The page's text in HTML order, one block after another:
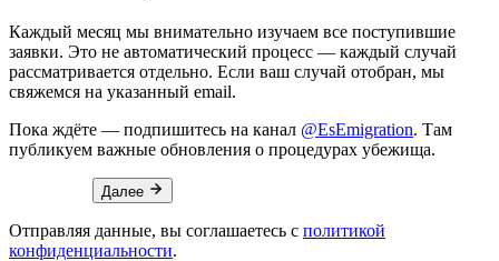
Каждый месяц мы внимательно изучаем все поступившие
заявки. Это не автоматический процесс — каждый случай
рассматривается отдельно. Если ваш случай отобран, мы
свяжемся на указанный email.
Пока ждёте — подпишитесь на канал @EsEmigration. Там
публикуем важные обновления о процедурах убежища.
Далее
Отправляя данные, вы соглашаетесь с политикой
конфиденциальности.